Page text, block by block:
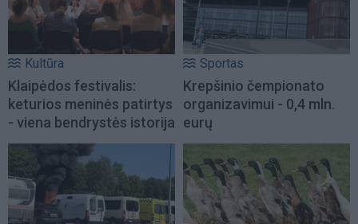
Kultūra
Klaipėdos festivalis:
keturios meninės patirtys
- viena bendrystės istorija
Sportas
Krepšinio čempionato
organizavimui - 0,4 mln.
eurų